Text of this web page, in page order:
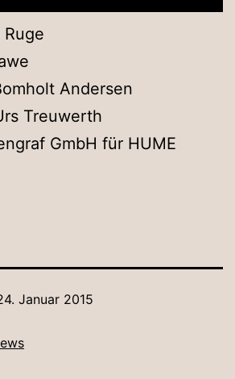
Andersen
Treuwerth
GmbH für HUME
Januar 2015